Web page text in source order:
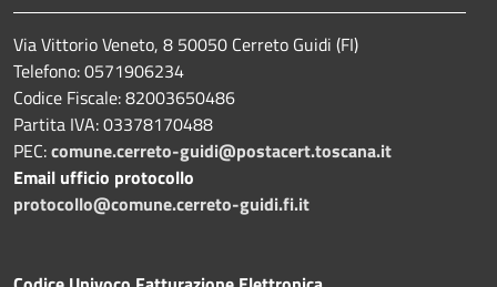
Via Vittorio Veneto, 8 50050 Cerreto Guidi (FI)
Telefono: 0571906234
Codice Fiscale: 82003650486
Partita IVA: 03378170488
PEC:comune.cerreto-guidi@postacert.toscana.it
Email ufficio protocollo
protocollo@comune.cerreto-guidi.fi.it